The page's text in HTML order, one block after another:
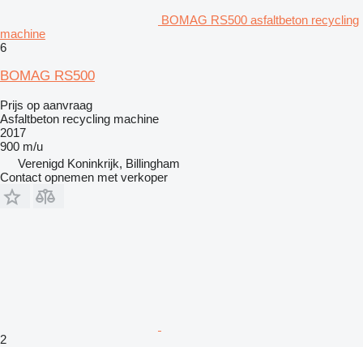
BOMAG RS500 asfaltbeton recycling
machine
6
BOMAG RS500
Prijs op aanvraag
Asfaltbeton recycling machine
2017
900 m/u
Verenigd Koninkrijk, Billingham
Contact opnemen met verkoper
2